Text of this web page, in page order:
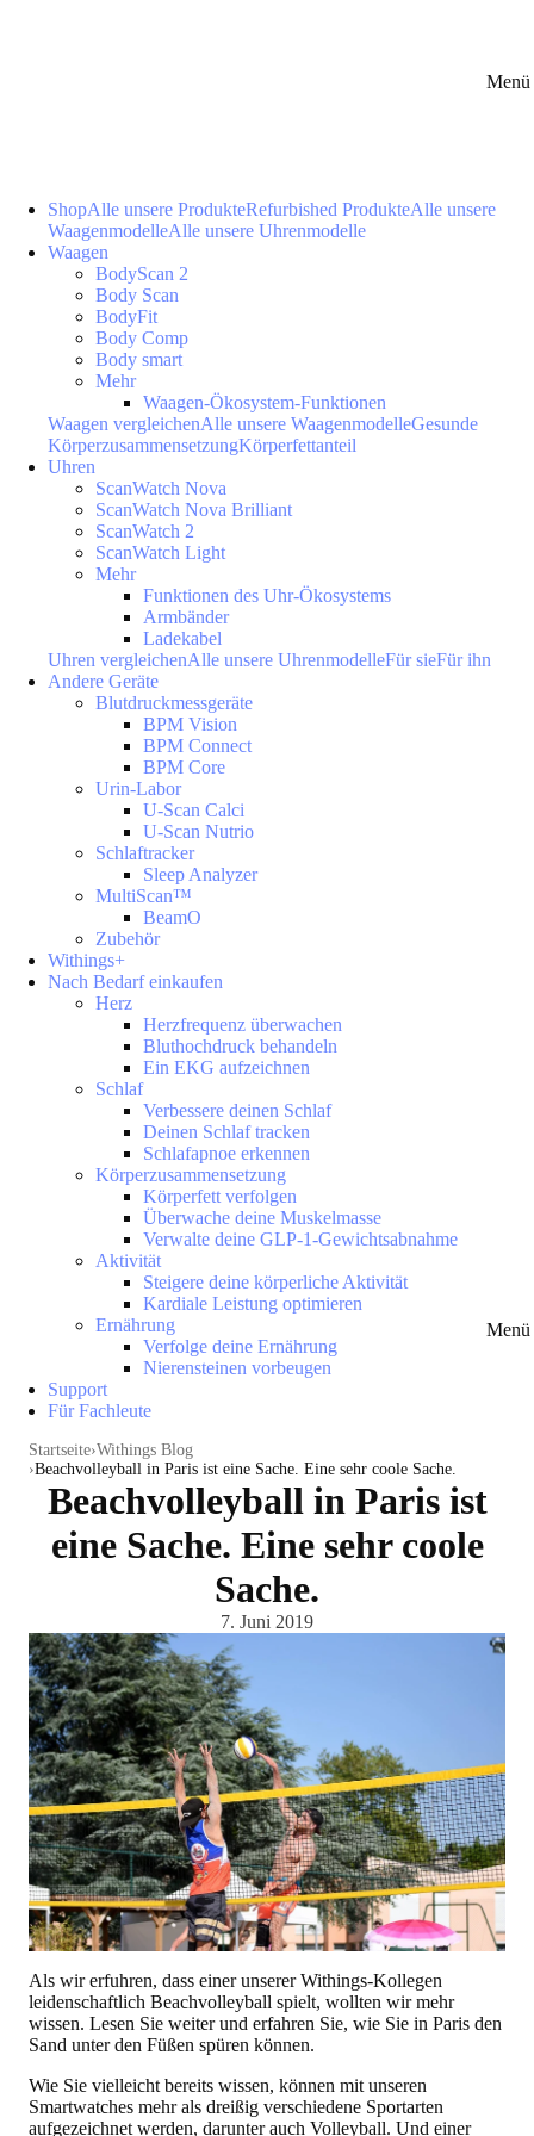
Menü
Menü
ShopAlle unsere ProdukteRefurbished ProdukteAlle unsere
WaagenmodelleAlle unsere Uhrenmodelle
Waagen
BodyScan 2
Body Scan
BodyFit
Body Comp
Body smart
Mehr
Waagen-Ökosystem-Funktionen
Waagen vergleichenAlle unsere WaagenmodelleGesunde
KörperzusammensetzungKörperfettanteil
Uhren
ScanWatch Nova
ScanWatch Nova Brilliant
ScanWatch 2
ScanWatch Light
Mehr
Funktionen des Uhr-Ökosystems
Armbänder
Ladekabel
Uhren vergleichenAlle unsere UhrenmodelleFür sieFür ihn
Andere Geräte
Blutdruckmessgeräte
BPM Vision
BPM Connect
BPM Core
Urin-Labor
U-Scan Calci
U-Scan Nutrio
Schlaftracker
Sleep Analyzer
MultiScan™
BeamO
Zubehör
Withings+
Nach Bedarf einkaufen
Herz
Herzfrequenz überwachen
Bluthochdruck behandeln
Ein EKG aufzeichnen
Schlaf
Verbessere deinen Schlaf
Deinen Schlaf tracken
Schlafapnoe erkennen
Körperzusammensetzung
Körperfett verfolgen
Überwache deine Muskelmasse
Verwalte deine GLP-1-Gewichtsabnahme
Aktivität
Steigere deine körperliche Aktivität
Kardiale Leistung optimieren
Ernährung
Verfolge deine Ernährung
Nierensteinen vorbeugen
Support
Für Fachleute
Startseite Withings Blog
Beachvolleyball in Paris ist eine Sache. Eine sehr coole Sache.
Beachvolleyball in Paris ist
eine Sache. Eine sehr coole
Sache.
7. Juni 2019
Als wir erfuhren, dass einer unserer Withings-Kollegen
leidenschaftlich Beachvolleyball spielt, wollten wir mehr
wissen. Lesen Sie weiter und erfahren Sie, wie Sie in Paris den
Sand unter den Füßen spüren können.
Wie Sie vielleicht bereits wissen, können mit unseren
Smartwatches mehr als dreißig verschiedene Sportarten
aufgezeichnet werden, darunter auch Volleyball. Und einer